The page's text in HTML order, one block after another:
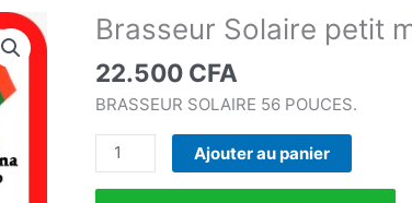
Brasseur Solaire petit
22.500 CFA
BRASSEUR SOLAIRE 56 POUCES.
quantité
Brasseur
Solaire
modèle
Ajouter au panier